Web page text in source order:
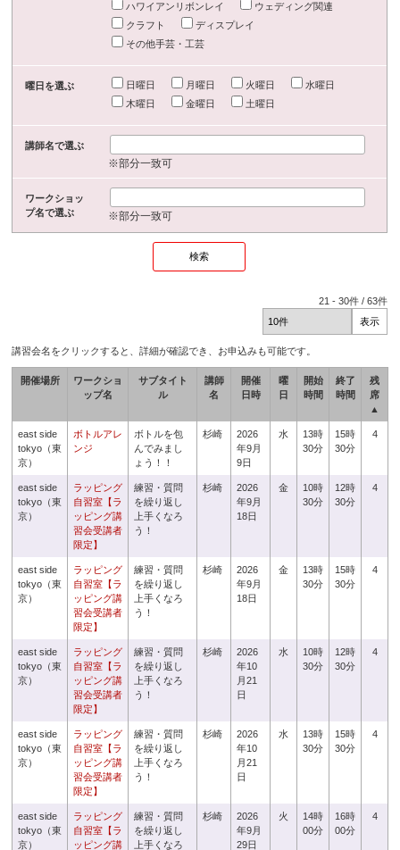
ハワイアンリボンレイ
ウェディング関連
クラフト
ディスプレイ
その他手芸・工芸
曜日を選ぶ 日曜日 月曜日 火曜日
水曜日
木曜日
金曜日 土曜日
講師名で選ぶ
※部分一致可
ワークショッ
プ名で選ぶ
※部分一致可
21 -30件 /63件
講習会名をクリックすると、詳細が確認でき、お申込みも可能です。
開催場所
ワークショ
ップ名
サブタイト
ル
講師
名
開催
日時
曜
日
開始
時間
終了
時間
残
席
▲
east side
tokyo（東
京）
ボトルアレ
ンジ
ボトルを包
んでみまし
ょう！！
杉崎
2026
年9月
9日
水
13時
30分
15時
30分
4
east side
tokyo（東
京）
ラッピング
自習室【ラ
ッピング講
習会受講者
限定】
練習・質問
を繰り返し
上手くなろ
う！
杉崎
2026
年9月
18日
金
10時
30分
12時
30分
4
east side
tokyo（東
京）
ラッピング
自習室【ラ
ッピング講
習会受講者
限定】
練習・質問
を繰り返し
上手くなろ
う！
杉崎
2026
年9月
18日
金
13時
30分
15時
30分
4
east side
tokyo（東
京）
ラッピング
自習室【ラ
ッピング講
習会受講者
限定】
練習・質問
を繰り返し
上手くなろ
う！
杉崎
2026
年10
月21
日
水
10時
30分
12時
30分
4
east side
tokyo（東
京）
ラッピング
自習室【ラ
ッピング講
習会受講者
限定】
練習・質問
を繰り返し
上手くなろ
う！
杉崎
2026
年10
月21
日
水
13時
30分
15時
30分
4
east side
tokyo（東
京）
ラッピング
自習室【ラ
ッピング講
練習・質問
を繰り返し
上手くなろ
杉崎
2026
年9月
29日
火
14時
00分
16時
00分
4